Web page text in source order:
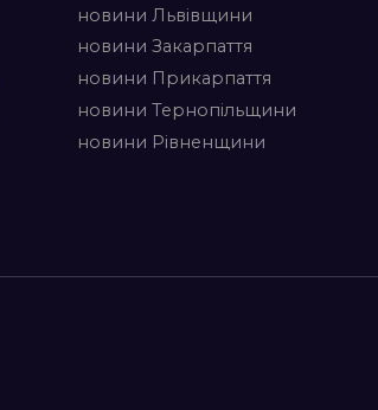
новини Львівщини
новини Закарпаття
новини Прикарпаття
новини Тернопільщини
новини Рівненщини